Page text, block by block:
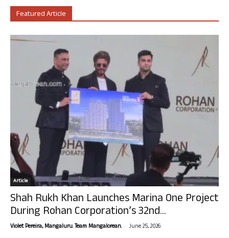
Featured Article
Article
Shah Rukh Khan Launches Marina One Project
During Rohan Corporation’s 32nd...
Violet Pereira, Mangaluru. Team Mangalorean. - June 25, 2026